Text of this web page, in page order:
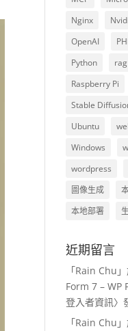
Nginx
OpenAI
Python
rag
Raspberry Pi
Stable
Ubuntu
Windows
wordpress
圖像生成
本地部署
近期留言
「Rain Chu
Form 7 – WP
登入者資訊〉
「Rain Chu